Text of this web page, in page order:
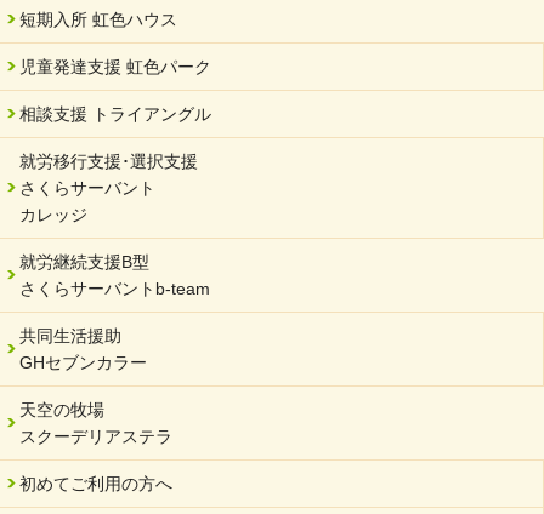
2024/04/01
を開催しました。
2024/02/20
2024/02/02
岐阜県 ワーク・ライフ・バランス推進エクセレント企業認定
2024/01/15
令和6年能登半島地震被災者支援において
2023/12/29
年末年始のお知らせ
2023/12/18
北方支店・保護者交流会「収穫祭」
2023/11/08
オンラインショップを開設しました
2023/10/20
短期入所 虹色ハウス
児童発達支援 虹色パーク
相談支援 トライアングル
就労移行支援･選択支援
さくらサーバント
カレッジ
就労継続支援B型
さくらサーバントb-team
共同生活援助
GHセブンカラー
天空の牧場
スクーデリアステラ
初めてご利用の方へ